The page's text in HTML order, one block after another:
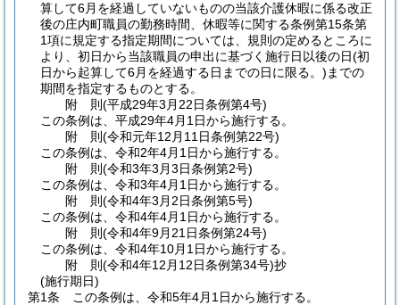
算して6月を経過していないものの当該介護休暇に係る改正
後の庄内町職員の勤務時間、休暇等に関する条例第15条第
1項に規定する指定期間については、規則の定めるところに
より、初日から当該職員の申出に基づく施行日以後の日(初
日から起算して6月を経過する日までの日に限る。) までの
期間を指定するものとする。
附 則(平成29年3月22日条例第4号)
この条例は、平成29年4月1日から施行する。
附 則(令和元年12月11日条例第22号)
この条例は、令和2年4月1日から施行する。
附 則(令和3年3月3日条例第2号)
この条例は、令和3年4月1日から施行する。
附 則(令和4年3月2日条例第5号)
この条例は、令和4年4月1日から施行する。
附 則(令和4年9月21日条例第24号)
この条例は、令和4年10月1日から施行する。
附 則(令和4年12月12日条例第34号)抄
(施行期日)
第1条
この条例は、令和5年4月1日から施行する。